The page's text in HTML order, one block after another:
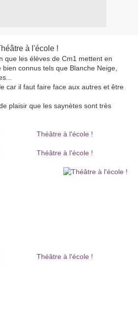
à l'école !
que les élèves de Cm1 mettent en
connus tels que Blanche Neige,
car il faut faire face aux autres et être
plaisir que les saynètes sont très